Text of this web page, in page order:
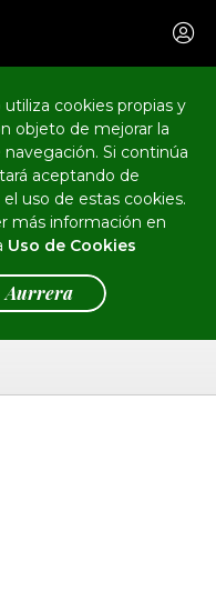
cookies propias y
objeto de mejorar la
navegación. Si continúa
aceptando de
uso de estas cookies.
más información en
Uso de Cookies
Aurrera
el evento.